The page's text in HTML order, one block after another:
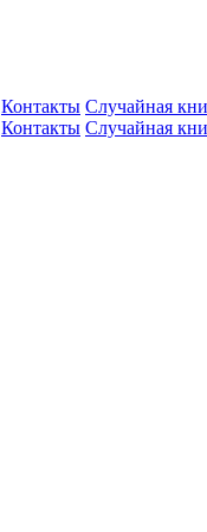
Контакты Случайная
Контакты Случайная